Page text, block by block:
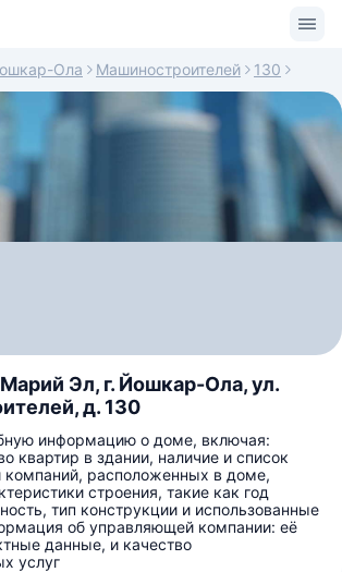
Ола Машиностроителей 130
Эл, г. Йошкар-Ола, ул.
д. 130
информацию о доме, включая:
квартир в здании, наличие и список
компаний, расположенных в доме,
строения, такие как год
тип конструкции и использованные
об управляющей компании: её
данные, и качество
услуг